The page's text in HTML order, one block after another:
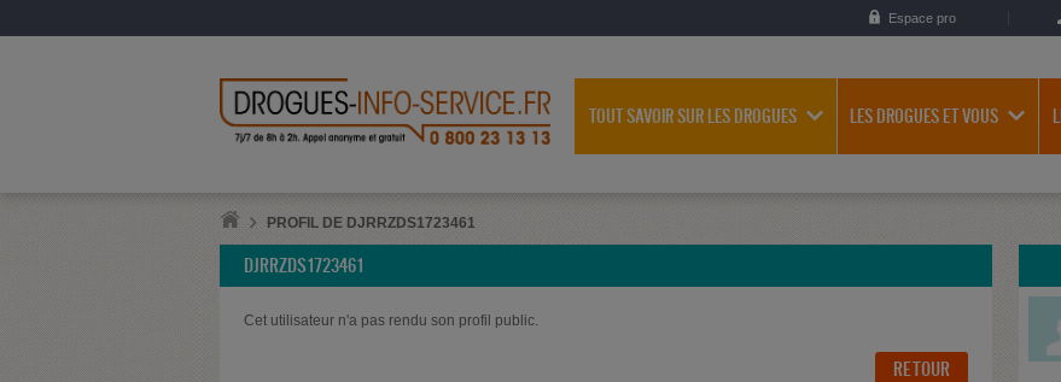
Espace pro
TOUT SAVOIR SUR LES DROGUES LES DROGUES ET VOUS
PROFIL DE DJRRZDS1723461
DJRRZDS1723461
Cet utilisateur n'a pas rendu son profil public.
RETOUR